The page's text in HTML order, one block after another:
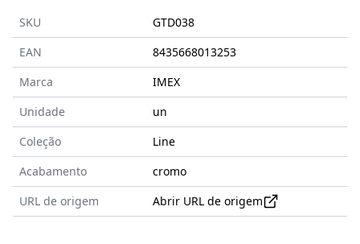
SKU
GTD038
EAN
8435668013253
Marca
IMEX
Unidade
un
Coleção
Line
Acabamento
cromo
URL de origem
Abrir URL de origem